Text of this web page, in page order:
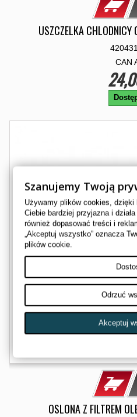
USZCZELKA CHLODNICY
CAN
OSLONA Z FILTREM
Szanujemy Twoją
Używamy plików cookies,
Ciebie bardziej przyjazna i
również dopasować treści i
„Akceptuj wszystko” oznacza
plików cookie.
Odrzuć
Akceptuj